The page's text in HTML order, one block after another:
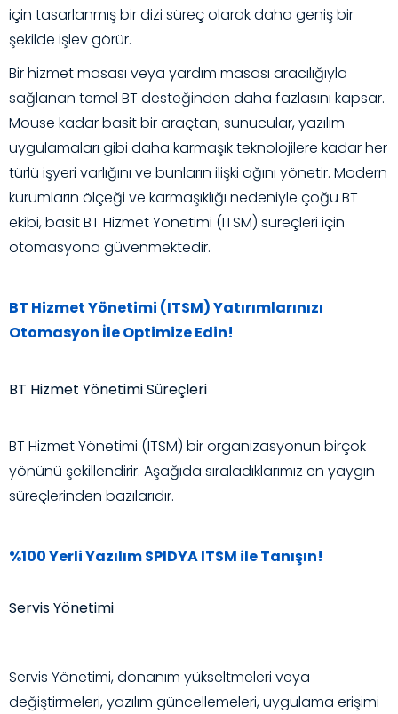
için tasarlanmış bir dizi süreç olarak daha geniş bir
şekilde işlev görür.
Bir hizmet masası veya yardım masası aracılığıyla
sağlanan temel BT desteğinden daha fazlasını kapsar.
Mouse kadar basit bir araçtan; sunucular, yazılım
uygulamaları gibi daha karmaşık teknolojilere kadar her
türlü işyeri varlığını ve bunların ilişki ağını yönetir. Modern
kurumların ölçeği ve karmaşıklığı nedeniyle çoğu BT
ekibi, basit BT Hizmet Yönetimi (ITSM) süreçleri için
otomasyona güvenmektedir.
BT Hizmet Yönetimi (ITSM) Yatırımlarınızı
Otomasyon İle Optimize Edin!
BT Hizmet Yönetimi Süreçleri
BT Hizmet Yönetimi (ITSM) bir organizasyonun birçok
yönünü şekillendirir. Aşağıda sıraladıklarımız en yaygın
süreçlerinden bazılarıdır.
%100 Yerli Yazılım SPIDYA ITSM ile Tanışın!
Servis Yönetimi
Servis Yönetimi, donanım yükseltmeleri veya
değiştirmeleri, yazılım güncellemeleri, uygulama erişimi